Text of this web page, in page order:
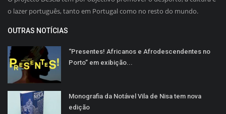
o lazer português, tanto em Portugal como no resto do mundo.
OUTRAS NOTÍCIAS
“Presentes! Africanos e Afrodescendentes no
Porto” em exibição...
Monografia da Notável Vila de Nisa tem nova
edição